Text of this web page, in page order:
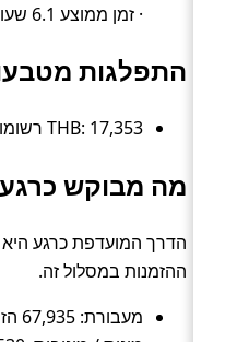
· זמן ממוצע 6.1 שעות · מחיר ממוצע ~61 ₪
התפלגות
THB: 17,353 רשומות (כ־100%).
מה מבוקש כרגע
ההזמנות במסלול זה.
מעבורת: 67,935 הזמנות (כ־57%).